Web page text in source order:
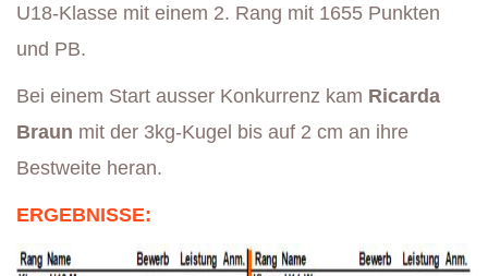
U18-Klasse mit einem 2. Rang mit 1655 Punkten
und PB.
Bei einem Start ausser Konkurrenz kam Ricarda
Braun mit der 3kg-Kugel bis auf 2 cm an ihre
Bestweite heran.
ERGEBNISSE: